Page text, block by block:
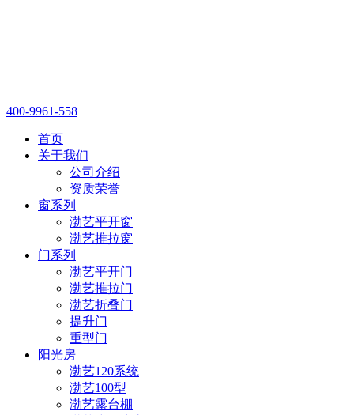
400-9961-558
首页
关于我们
公司介绍
资质荣誉
窗系列
渤艺平开窗
渤艺推拉窗
门系列
渤艺平开门
渤艺推拉门
渤艺折叠门
提升门
重型门
阳光房
渤艺120系统
渤艺100型
渤艺露台棚